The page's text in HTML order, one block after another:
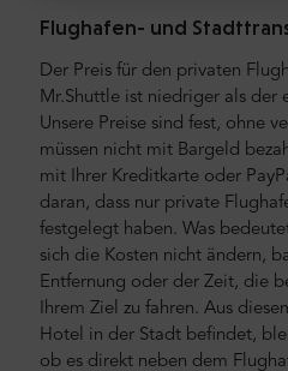
Flughafen- und
Der Preis für den privaten
Mr.Shuttle ist niedriger als der
Unsere Preise sind fest, ohne
müssen nicht mit Bargeld
mit Ihrer Kreditkarte oder
daran, dass nur private
festgelegt haben. Was
sich die Kosten nicht ändern,
Entfernung oder der Zeit, die
Ihrem Ziel zu fahren. Aus
Hotel in der Stadt befindet,
ob es direkt neben dem